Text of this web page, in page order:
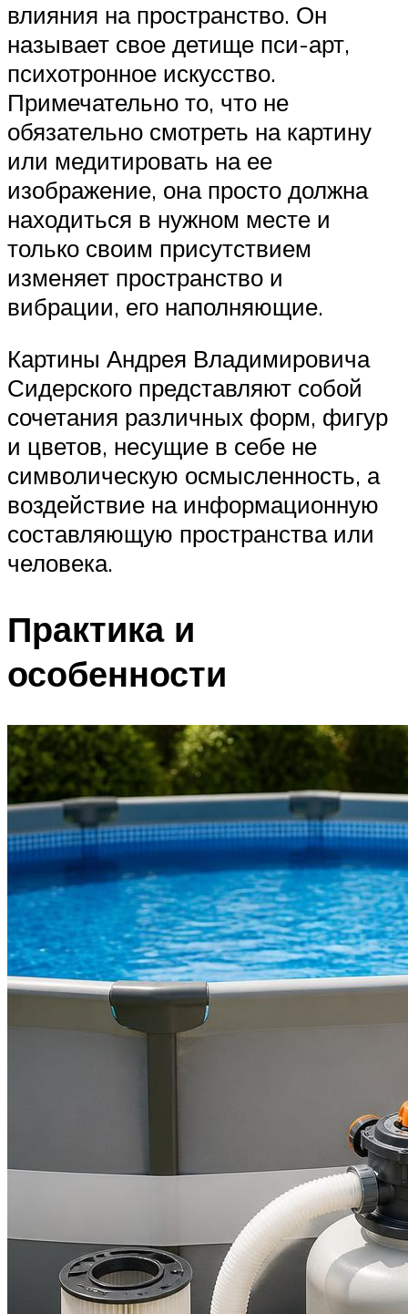
влияния на пространство. Он
называет свое детище пси-арт,
психотронное искусство.
Примечательно то, что не
обязательно смотреть на картину
или медитировать на ее
изображение, она просто должна
находиться в нужном месте и
только своим присутствием
изменяет пространство и
вибрации, его наполняющие.
Картины Андрея Владимировича
Сидерского представляют собой
сочетания различных форм, фигур
и цветов, несущие в себе не
символическую осмысленность, а
воздействие на информационную
составляющую пространства или
человека.
Практика и
особенности